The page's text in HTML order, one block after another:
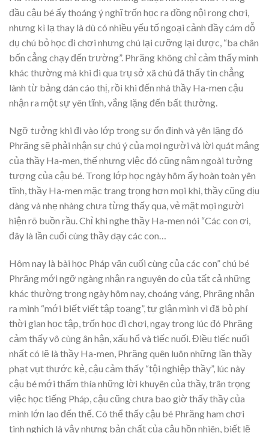
đầu cậu bé ấy thoáng ý nghĩ trốn học ra đồng nội rong chơi,
nhưng kì lạ thay là dù có nhiều yếu tố ngoại cảnh đầy cám dỗ
dụ chú bỏ học đi chơi nhưng chú lại cưỡng lại được, “ba chân
bốn cẳng chạy đến trường”. Phrăng không chỉ cảm thấy mình
khác thường mà khi đi qua trụ sở xã chú đã thấy tin chẳng
lành từ bảng dán cáo thị, rồi khi đến nhà thầy Ha-men cậu
nhận ra một sự yên tĩnh, vắng lặng đến bất thường.
Ngỡ tưởng khi đi vào lớp trong sự ổn định và yên lặng đó
Phrăng sẽ phải nhận sự chú ý của mọi người và lời quát mắng
của thầy Ha-men, thế nhưng việc đó cũng nằm ngoài tưởng
tượng của cậu bé. Trong lớp học ngày hôm ấy hoàn toàn yên
tĩnh, thầy Ha-men mặc trang trọng hơn mọi khi, thầy cũng dịu
dàng và nhẹ nhàng chưa từng thấy qua, vẻ mặt mọi người
hiện rõ buồn rầu. Chỉ khi nghe thầy Ha-men nói “Các con ơi,
đây là lần cuối cùng thầy dạy các con…
Hôm nay là bài học Pháp văn cuối cùng của các con” chú bé
Phrăng mới ngỡ ngàng nhận ra nguyên do của tất cả những
khác thường trong ngày hôm nay, choáng váng, Phrăng nhận
ra mình “mới biết viết tập toạng”, tự giận mình vì đã bỏ phí
thời gian học tập, trốn học đi chơi, ngay trong lúc đó Phrăng
cảm thấy vô cùng ân hận, xấu hổ và tiếc nuối. Điều tiếc nuối
nhất có lẽ là thầy Ha-men, Phrăng quên luôn những lần thầy
phạt vụt thước kẻ, cậu cảm thấy “tội nghiệp thầy”, lúc này
cậu bé mới thấm thía những lời khuyên của thầy, trân trọng
việc học tiếng Pháp, cậu cũng chưa bao giờ thấy thầy của
mình lớn lao đến thế. Có thể thấy cậu bé Phrăng ham chơi
tinh nghịch là vậy nhưng bản chất của cậu hồn nhiên, biết lẽ